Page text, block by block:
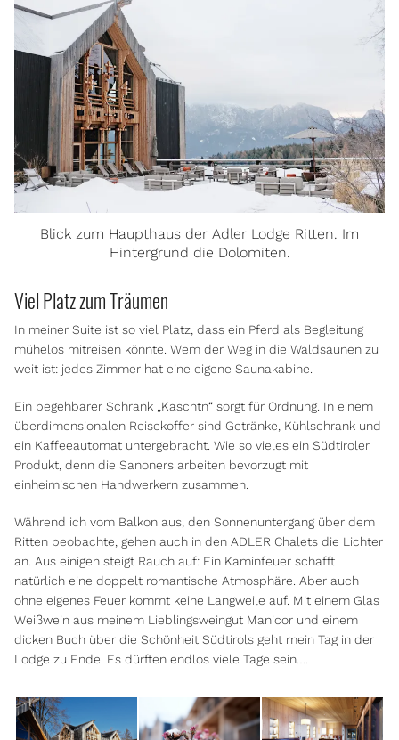
Blick zum Haupthaus der Adler Lodge Ritten. Im
Hintergrund die Dolomiten.
Viel Platz zum Träumen
In meiner Suite ist so viel Platz, dass ein Pferd als Begleitung
mühelos mitreisen könnte. Wem der Weg in die Waldsaunen zu
weit ist: jedes Zimmer hat eine eigene Saunakabine.
Ein begehbarer Schrank „Kaschtn“ sorgt für Ordnung. In einem
überdimensionalen Reisekoffer sind Getränke, Kühlschrank und
ein Kaffeeautomat untergebracht. Wie so vieles ein Südtiroler
Produkt, denn die Sanoners arbeiten bevorzugt mit
einheimischen Handwerkern zusammen.
Während ich vom Balkon aus, den Sonnenuntergang über dem
Ritten beobachte, gehen auch in den ADLER Chalets die Lichter
an. Aus einigen steigt Rauch auf: Ein Kaminfeuer schafft
natürlich eine doppelt romantische Atmosphäre. Aber auch
ohne eigenes Feuer kommt keine Langweile auf. Mit einem Glas
Weißwein aus meinem Lieblingsweingut Manicor und einem
dicken Buch über die Schönheit Südtirols geht mein Tag in der
Lodge zu Ende. Es dürften endlos viele Tage sein….